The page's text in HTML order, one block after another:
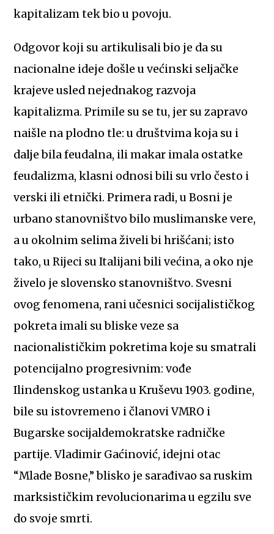
kapitalizam tek bio u povoju.
Odgovor koji su artikulisali bio je da su
nacionalne ideje došle u većinski seljačke
krajeve usled nejednakog razvoja
kapitalizma. Primile su se tu, jer su zapravo
naišle na plodno tle: u društvima koja su i
dalje bila feudalna, ili makar imala ostatke
feudalizma, klasni odnosi bili su vrlo često i
verski ili etnički. Primera radi, u Bosni je
urbano stanovništvo bilo muslimanske vere,
a u okolnim selima živeli bi hrišćani; isto
tako, u Rijeci su Italijani bili većina, a oko nje
živelo je slovensko stanovništvo. Svesni
ovog fenomena, rani učesnici socijalističkog
pokreta imali su bliske veze sa
nacionalističkim pokretima koje su smatrali
potencijalno progresivnim: vođe
Ilindenskog ustanka u Kruševu 1903. godine,
bile su istovremeno i članovi VMRO i
Bugarske socijaldemokratske radničke
partije. Vladimir Gaćinović, idejni otac
“Mlade Bosne,” blisko je sarađivao sa ruskim
marksističkim revolucionarima u egzilu sve
do svoje smrti.